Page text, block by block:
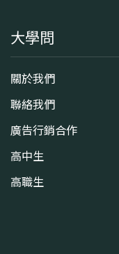
大學問
關於我們
聯絡我們
廣告行銷合作
高中生
高職生